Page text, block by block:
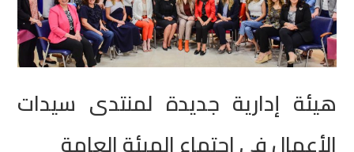
‏هيئة إدارية جديدة لمنتدى سيدات